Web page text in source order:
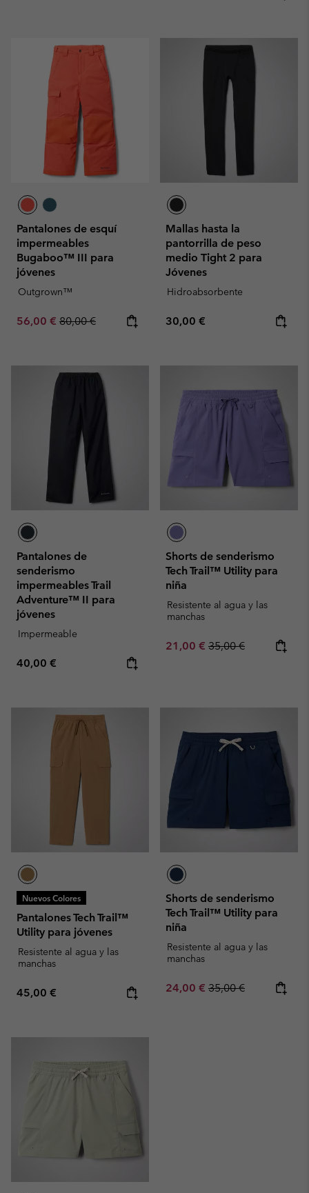
Pantalones de esquí
impermeables
Bugaboo™ III para
jóvenes
Outgrown™
Sale price:
56,00 € Regular price:
80,00 €
Mallas hasta la
pantorrilla de peso
medio Tight 2 para
Jóvenes
Hidroabsorbente
Regular price:
30,00 €
Pantalones de
senderismo
impermeables Trail
Adventure™ II para
jóvenes
Impermeable
Regular price:
40,00 €
Shorts de senderismo
Tech Trail™ Utility para
niña
Resistente al agua y las
manchas
Sale price:
21,00 € Regular price:
35,00 €
Nuevos Colores
Pantalones Tech Trail™
Utility para jóvenes
Resistente al agua y las
manchas
Regular price:
45,00 €
Shorts de senderismo
Tech Trail™ Utility para
niña
Resistente al agua y las
manchas
Sale price:
24,00 € Regular price:
35,00 €